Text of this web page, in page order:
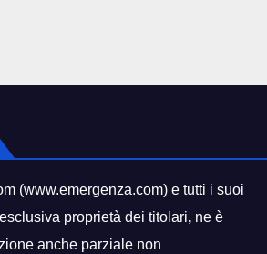
(www.emergenza.com) e tutti i suoi
proprietà dei titolari, ne è
anche parziale non